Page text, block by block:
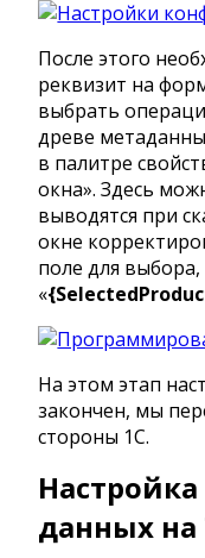
После этого
реквизит на
выбрать
древе
в палитре
окна». Здесь
выводятся при
окне
поле для
«
На этом этап
закончен, мы
стороны 1С.
данных